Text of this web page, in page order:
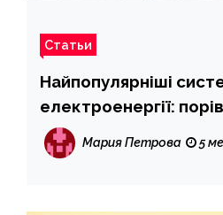
Статьи
Найпопулярніші
електроенергії:
технологій
Мария Петрова 5